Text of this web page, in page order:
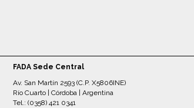
FADA Sede Central
Av. San Martín 2593 (C.P. X5806INE)
Río Cuarto | Córdoba | Argentina
Tel.: (0358) 421 0341